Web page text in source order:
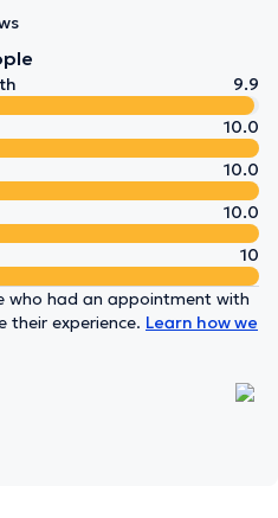
9.9
10.0
10.0
10.0
10
who had an appointment with
their experience. Learn how we